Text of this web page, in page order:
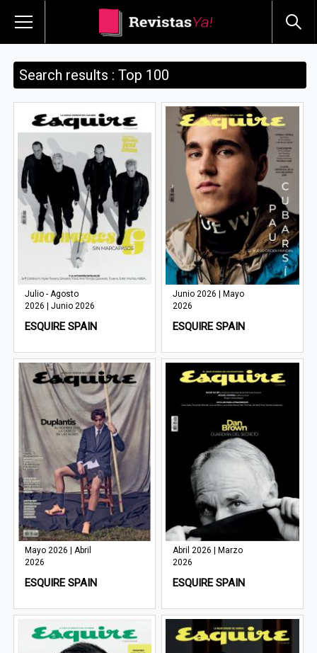
Search results : Top 100
Julio - Agosto
2026 | Junio 2026
ESQUIRE SPAIN
Junio 2026 | Mayo
2026
ESQUIRE SPAIN
Mayo 2026 | Abril
2026
ESQUIRE SPAIN
Abril 2026 | Marzo
2026
ESQUIRE SPAIN